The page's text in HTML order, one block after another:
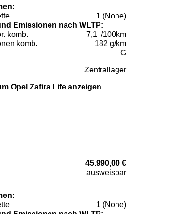
1 (None)
Emissionen nach WLTP:
komb.
7,1 l/100km
komb.
182 g/km
G
Zentrallager
Opel Zafira Life anzeigen
45.990,00 €
ausweisbar
1 (None)